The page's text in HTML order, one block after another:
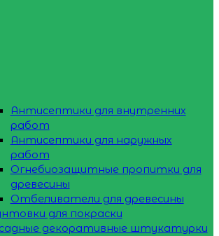
Антисептики для внутренних
работ
Антисептики для наружных
работ
Огнебиозащитные пропитки для
древесины
Отбеливатели для древесины
для покраски
декоративные штукатурки